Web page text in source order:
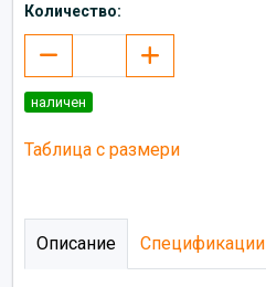
Количество:
наличен
Таблица с размери
Описание Спецификации